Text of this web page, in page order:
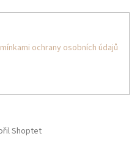
ochrany osobních údajů
Shoptet